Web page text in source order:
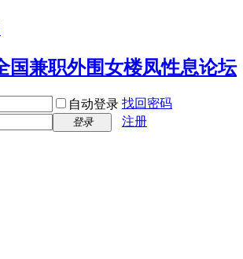
自动登录 找回密码
登录
注册